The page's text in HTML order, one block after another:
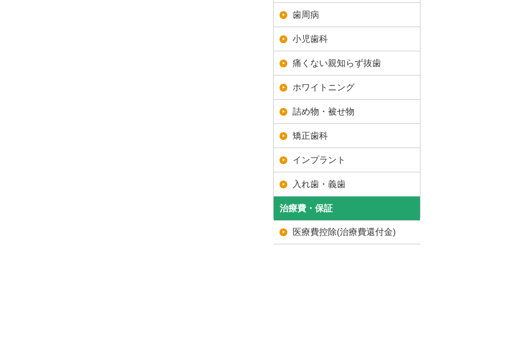
歯周病
小児歯科
痛くない親知らず抜歯
ホワイトニング
詰め物・被せ物
矯正歯科
インプラント
入れ歯・義歯
治療費・保証
医療費控除(治療費還付金)